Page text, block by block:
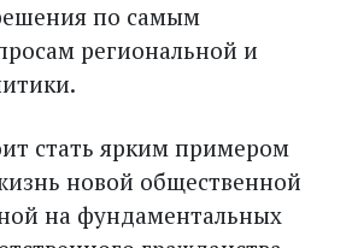
по самым
региональной и
стать ярким примером
новой общественной
на фундаментальных